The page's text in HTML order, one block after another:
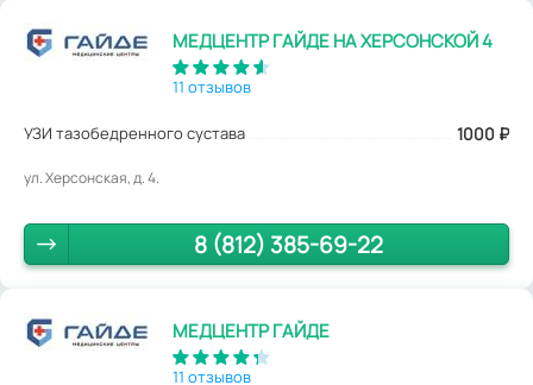
МЕДЦЕНТР ГАЙДЕ НА ХЕРСОНСКОЙ 4
11 отзывов
УЗИ тазобедренного сустава 1000 ₽
ул. Херсонская, д. 4.
8 (812) 385-69-22
МЕДЦЕНТР ГАЙДЕ
11 отзывов